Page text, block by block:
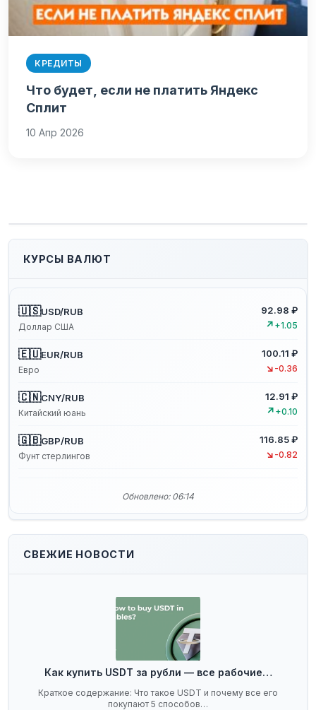
КРЕДИТЫ
Что будет, если не платить Яндекс
Сплит
10 Апр 2026
КУРСЫ ВАЛЮТ
🇺🇸USD/RUB
Доллар США
92.98 ₽
↗ +1.05
🇪🇺EUR/RUB
Евро
100.11 ₽
↘ -0.36
🇨🇳CNY/RUB
Китайский юань
12.91 ₽
↗ +0.10
🇬🇧GBP/RUB
Фунт стерлингов
116.85 ₽
↘ -0.82
Обновлено: 06:14
СВЕЖИЕ НОВОСТИ
Как купить USDT за рубли — все рабочие…
Краткое содержание: Что такое USDT и почему все его
покупают 5 способов…